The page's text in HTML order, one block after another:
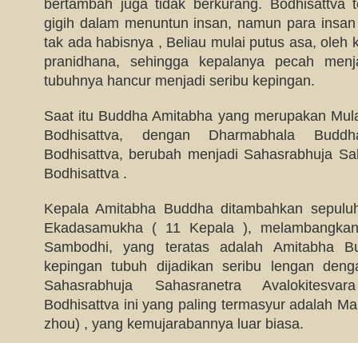
bertambah juga tidak berkurang. Bodhisattva
gigih dalam menuntun insan, namun para
tak ada habisnya , Beliau mulai putus asa, oleh
pranidhana, sehingga kepalanya pecah
tubuhnya hancur menjadi seribu kepingan.
Saat itu Buddha Amitabha yang merupakan
Bodhisattva, dengan Dharmabhala
Bodhisattva, berubah menjadi Sahasrabhuja
Bodhisattva .
Kepala Amitabha Buddha ditambahkan
Ekadasamukha ( 11 Kepala ),
Sambodhi, yang teratas adalah Amitabha
kepingan tubuh dijadikan seribu lengan
Sahasrabhuja Sahasranetra
Bodhisattva ini yang paling termasyur adalah
zhou) , yang kemujarabannya luar biasa.